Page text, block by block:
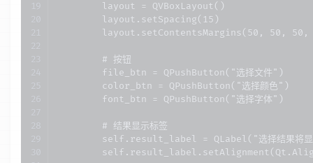
        layout = QVBoxLayout()
        layout.setSpacing(15)
layout.setContentsMargins(50, 50, 50,
        # 按钮
        file_btn = QPushButton("选择文件")
        color_btn = QPushButton("选择颜色")
        font_btn = QPushButton("选择字体")
        # 结果显示标签
self.result_label = QLabel("选择结果将显